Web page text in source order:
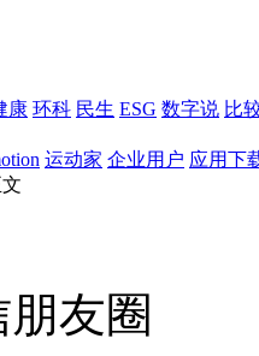
康 环科 民生 ESG 数字说 比
运动家 企业用户 应用下
友圈